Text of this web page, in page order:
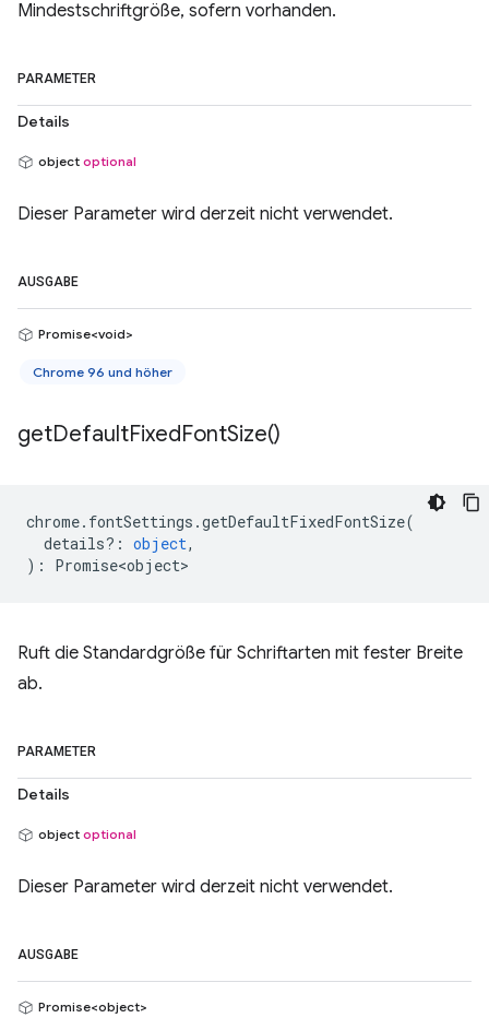
Mindestschriftgröße, sofern vorhanden.
PARAMETER
Details
object optional
Dieser Parameter wird derzeit nicht verwendet.
AUSGABE
Promise<void>
Chrome 96 und höher
getDefaultFixedFontSize()
chrome. fontSettings .getDefaultFixedFontSize(
details? : object,
) : Promise<object>
Ruft die Standardgröße für Schriftarten mit fester Breite
ab.
PARAMETER
Details
object optional
Dieser Parameter wird derzeit nicht verwendet.
AUSGABE
Promise<object>